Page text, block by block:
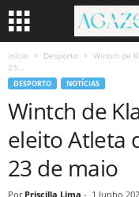
Início Desporto
Wintch de
23...
DESPORTO NOTÍCIAS
Wintch de
eleito Atleta
23 de maio
Por Priscilla Lima - 1 Junho